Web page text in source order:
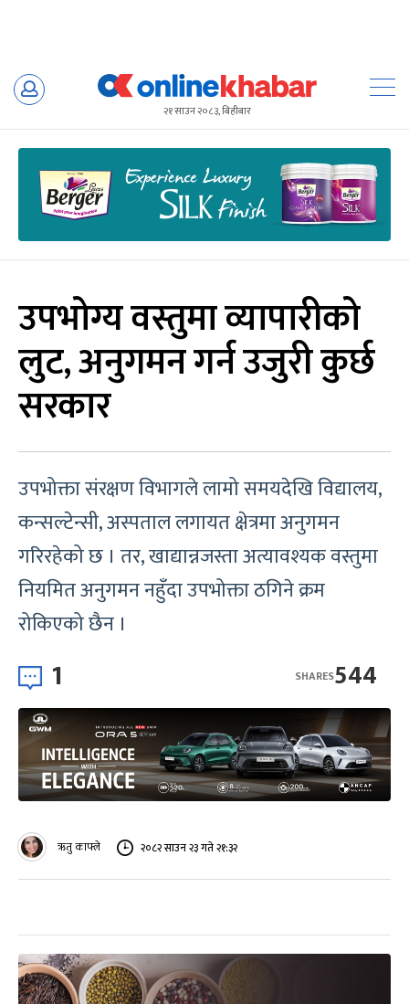
Skip
२१ साउन २०८३, बिहीबार
उपभोग्य वस्तुमा व्यापारीको
लुट, अनुगमन गर्न उजुरी कुर्छ
सरकार
उपभोक्ता संरक्षण विभागले लामो समयदेखि विद्यालय,
कन्सल्टेन्सी, अस्पताल लगायत क्षेत्रमा अनुगमन
गरिरहेको छ । तर, खाद्यान्नजस्ता अत्यावश्यक वस्तुमा
नियमित अनुगमन नहुँदा उपभोक्ता ठगिने क्रम
रोकिएको छैन ।
1 544
SHARES
ऋतु काफ्ले २०८२ साउन २३ गते २१:३२